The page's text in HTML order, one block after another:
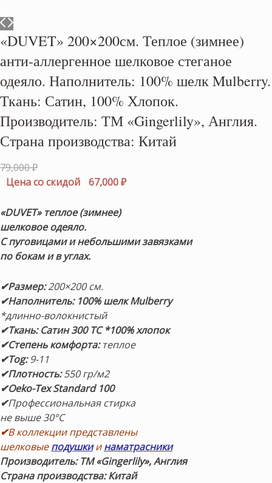
«DUVET» 200×200см. Теплое (зимнее)
анти-аллергенное шелковое стеганое
одеяло. Наполнитель: 100% шелк Mulberry.
Ткань: Сатин, 100% Хлопок.
Производитель: ТМ «Gingerlily», Англия.
Страна производства: Китай
79,000₽Первоначальная
цена
79,000 ₽.
Цена со скидой 67,000₽Текущая
«DUVET» теплое (зимнее)
шелковое одеяло.
С пуговицами и небольшими завязками
по бокам и в углах.
✔Размер:200×200 см.
✔Наполнитель: 100% шелк Mulberry
*длинно-волокнистый
✔Ткань: Сатин 300 ТС*100% хлопок
✔Степень комфорта:теплое
✔Tog:9-11
✔Плотность:550 гр/м2
✔Oeko-Tex Standard 100
✔Профессиональная стирка
не выше 30°С
✔В коллекции представлены
шелковыеподушкиинаматрасники
Производитель: ТМ «Gingerlily», Англия
Страна производства: Китай